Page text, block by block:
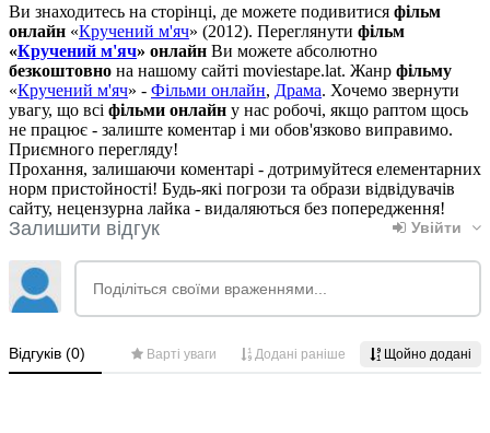
Ви знаходитесь на сторінці, де можете подивитися фільм
онлайн «Кручений м'яч» (2012). Переглянути фільм
«Кручений м'яч» онлайн Ви можете абсолютно
безкоштовно на нашому сайті moviestape.lat. Жанр фільму
«Кручений м'яч» - Фільми онлайн, Драма. Хочемо звернути
увагу, що всі фільми онлайн у нас робочі, якщо раптом щось
не працює - залиште коментар і ми обов'язково виправимо.
Приємного перегляду!
Прохання, залишаючи коментарі - дотримуйтеся елементарних
норм пристойності! Будь-які погрози та образи відвідувачів
сайту, нецензурна лайка - видаляються без попередження!